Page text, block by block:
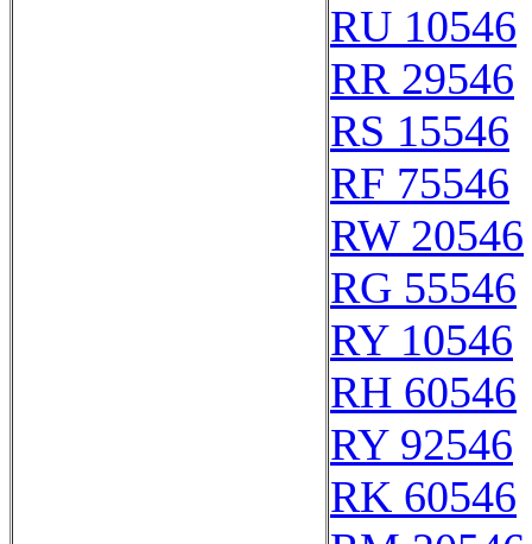
RU 10546
RR 29546
RS 15546
RF 75546
RW 20546
RG 55546
RY 10546
RH 60546
RY 92546
RK 60546